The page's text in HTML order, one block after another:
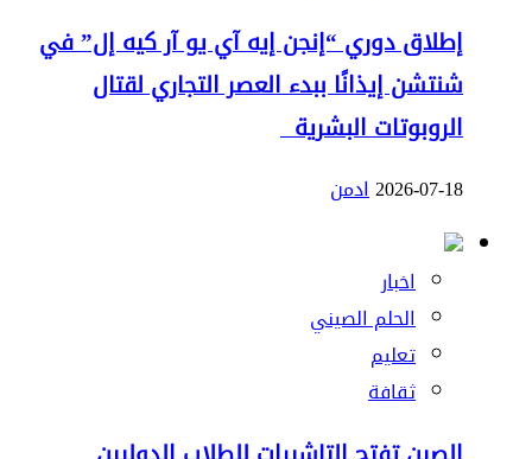
إطلاق دوري “إنجن إيه آي يو آر كيه إل” في
شنتشن إيذانًا ببدء العصر التجاري لقتال
الروبوتات البشرية
2026-07-18ادمن
اخبار
الحلم الصيني
تعليم
ثقافة